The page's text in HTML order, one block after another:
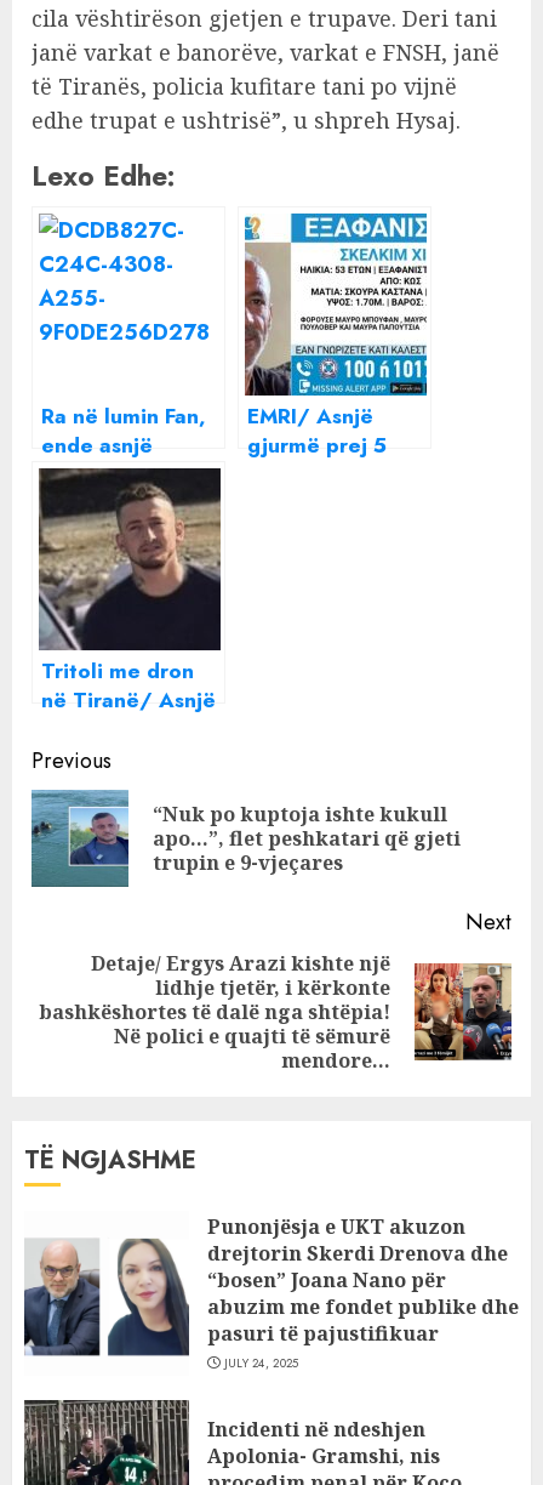
cila vështirëson gjetjen e trupave. Deri tani
janë varkat e banorëve, varkat e FNSH, janë
të Tiranës, policia kufitare tani po vijnë
edhe trupat e ushtrisë”, u shpreh Hysaj.
Lexo Edhe:
Ra në lumin Fan,
ende asnjë
gjurmë për 10-
vjeçarin. Daja:
Vëllai i madh
tentoi ta
shpëtonte, xhupi
i ngeli në dorë
EMRI/ Asnjë
gjurmë prej 5
Tritoli me dron
në Tiranë/ Asnjë
Berndard
Sinomati,
partnerja e tij
arratiset jashtë
vendit
Continue
Reading
Previous
“Nuk po kuptoja ishte kukull
apo…”, flet peshkatari që gjeti
trupin e 9-vjeçares
Next
Next
Detaje/ Ergys Arazi kishte një
lidhje tjetër, i kërkonte
bashkëshortes të dalë nga shtëpia!
Në polici e quajti të sëmurë
mendore…
TË NGJASHME
Punonjësja e UKT akuzon
drejtorin Skerdi Drenova dhe
“bosen” Joana Nano për
abuzim me fondet publike dhe
pasuri të pajustifikuar
JULY 24, 2025
Incidenti në ndeshjen
Apolonia- Gramshi, nis